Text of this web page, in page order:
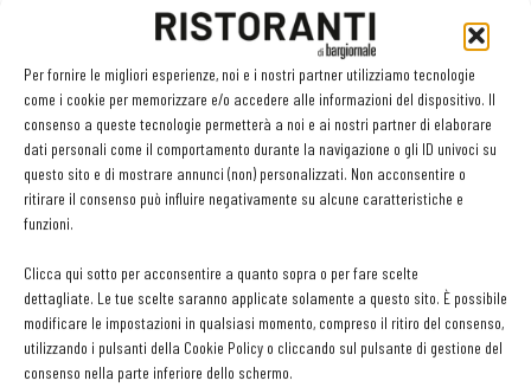
Per fornire le migliori esperienze, noi e i nostri partner utilizziamo tecnologie
come i cookie per memorizzare e/o accedere alle informazioni del dispositivo. Il
consenso a queste tecnologie permetterà a noi e ai nostri partner di elaborare
dati personali come il comportamento durante la navigazione o gli ID univoci su
questo sito e di mostrare annunci (non) personalizzati. Non acconsentire o
ritirare il consenso può influire negativamente su alcune caratteristiche e
funzioni.
Clicca qui sotto per acconsentire a quanto sopra o per fare scelte
dettagliate. Le tue scelte saranno applicate solamente a questo sito. È possibile
modificare le impostazioni in qualsiasi momento, compreso il ritiro del consenso,
utilizzando i pulsanti della Cookie Policy o cliccando sul pulsante di gestione del
consenso nella parte inferiore dello schermo.
Giuseppe Auricchio
Ciccio Sultano diventa Cavaliere al Merito della
Repubblica Italiana